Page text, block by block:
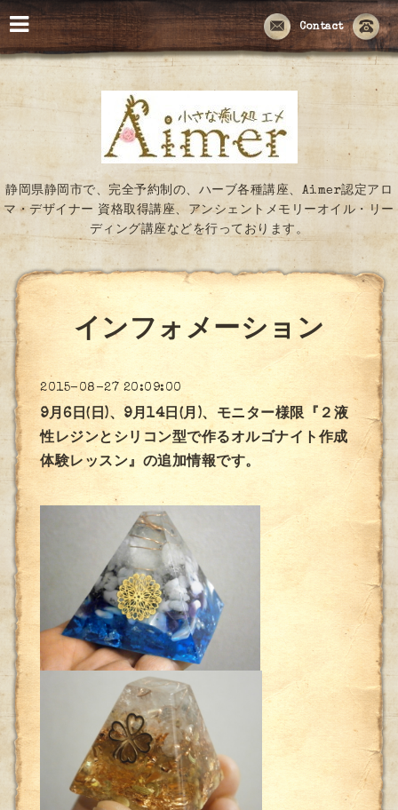
Contact
静岡県静岡市で、完全予約制の、ハーブ各種講座、Aimer認定アロ
マ・デザイナー 資格取得講座、アンシェントメモリーオイル・リー
ディング講座などを行っております。
インフォメーション
2015-08-27 20:09:00
9月6日(日)、9月14日(月)、モニター様限『２液
性レジンとシリコン型で作るオルゴナイト作成
体験レッスン』の追加情報です。